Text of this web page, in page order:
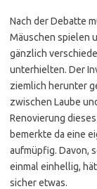
Nach der Debatte
Mäuschen spielen
gänzlich
unterhielten. Der
ziemlich herunter
zwischen Laube
Renovierung
bemerkte da eine
aufmüpfig. Davon,
einmal einhellig,
sicher etwas.